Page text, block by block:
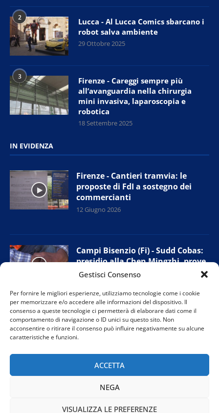
Gestisci Consenso
Per fornire le migliori esperienze, utilizziamo tecnologie come i cookie
per memorizzare e/o accedere alle informazioni del dispositivo. Il
consenso a queste tecnologie ci permetterà di elaborare dati come il
comportamento di navigazione o ID unici su questo sito. Non
acconsentire o ritirare il consenso può influire negativamente su alcune
caratteristiche e funzioni.
ACCETTA
NEGA
VISUALIZZA LE PREFERENZE
2
Lucca - Al Lucca Comics sbarcano i
robot salva ambiente
29 Ottobre 2025
3
Firenze - Careggi sempre più
all’avanguardia nella chirurgia
mini invasiva, laparoscopia e
robotica
18 Settembre 2025
IN EVIDENZA
Firenze - Cantieri tramvia: le
proposte di FdI a sostegno dei
commercianti
12 Giugno 2026
Campi Bisenzio (Fi) - Sudd Cobas:
presidio alla Chen Mingzhi, prove
di accordo con l’azienda
Prato - Nuova giunta provinciale
Confesercenti: “Tutelare i negozi